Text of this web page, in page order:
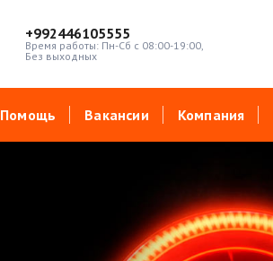
+992446105555
Время работы: Пн-Сб с 08:00-19:00,
Без выходных
Помощь Вакансии Компания